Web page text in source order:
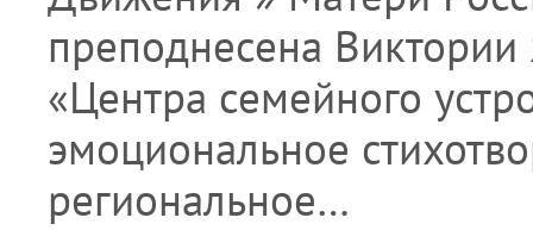
преподнесена
«Центра семейного
эмоциональное
региональное…